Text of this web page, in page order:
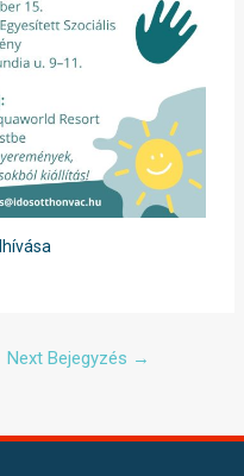
Next Bejegyzés →